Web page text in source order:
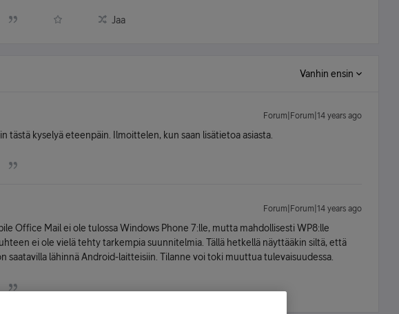
Jaa
Vanhin ensin
Forum|Forum|14 years ago
tästä kyselyä eteenpäin. Ilmoittelen, kun saan lisätietoa asiasta.
Forum|Forum|14 years ago
Office Mail ei ole tulossa Windows Phone 7:lle, mutta mahdollisesti WP8:lle
ei ole vielä tehty tarkempia suunnitelmia. Tällä hetkellä näyttääkin siltä, että
saatavilla lähinnä Android-laitteisiin. Tilanne voi toki muuttua tulevaisuudessa.